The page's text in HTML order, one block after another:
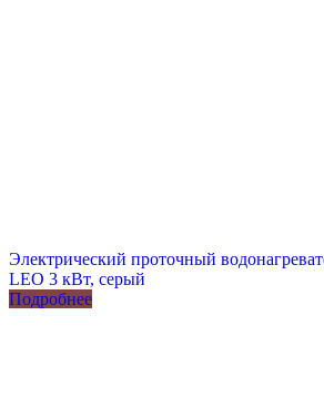
Электрический проточный
LEO 3 кВт, серый
Подробнее